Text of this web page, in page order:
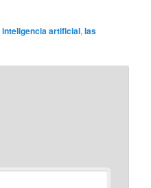
inteligencia artificial, las